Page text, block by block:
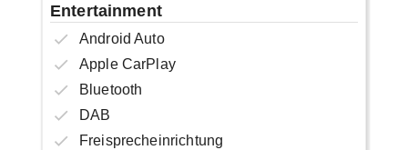
Entertainment
Android Auto
Apple CarPlay
Bluetooth
DAB
Freisprecheinrichtung